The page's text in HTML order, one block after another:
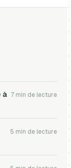
à 7 min de lecture
5 min de lecture